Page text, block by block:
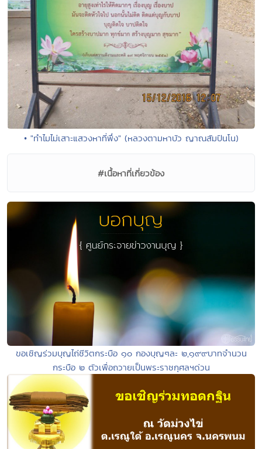
• "ทำไมไม่เสาะแสวงหาที่พึ่ง" (หลวงตามหาบัว ญาณสัมปันโน)
#เนื้อหาที่เกี่ยวข้อง
ขอเชิญร่วมบุญไถ่ชีวิตกระบือ ๑๐ กองบุญๆละ ๒,๑๙๙บาทจำนวน
กระบือ ๒ ตัวเพื่อถวายเป็นพระราชกุศลฯด่วน